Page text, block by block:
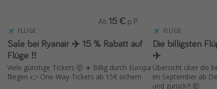
FLÜGE
Sale bei Ryanair ✈️ 15 % Rabatt auf
Flüge ‼️
Viele günstige Tickets 🤯 ✈️ Billig durch Europa
fliegen 👉 One-Way-Tickets ab 15€ sichern
Ab 15 € p. P.
FLÜGE
Die billigsten
✈️
Übersicht über die
im September ab
und zurück?! 🤯